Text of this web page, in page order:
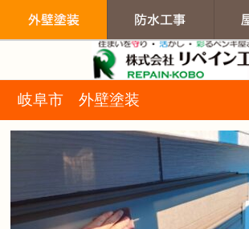
岐阜市 外壁塗装